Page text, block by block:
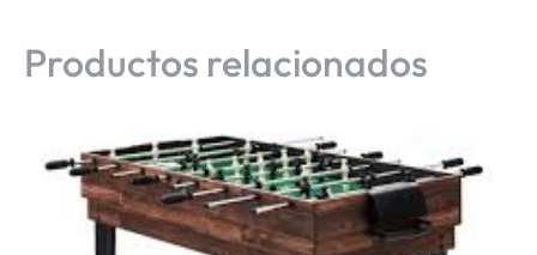
Productos relacionados